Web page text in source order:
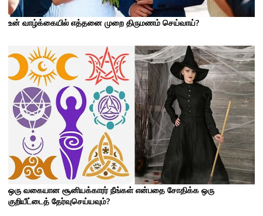
உன் வாழ்க்கையில் எத்தனை முறை திருமணம் செய்வாய்?
ஒரு வகையான சூனியக்காரர் நீங்கள் என்பதை சோதிக்க ஒரு
குறியீட்டைத் தேர்வுசெய்யவும்?